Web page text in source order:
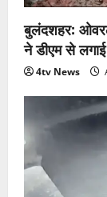
बुलंदशहर:
ने डीएम से लगाई
4tv News